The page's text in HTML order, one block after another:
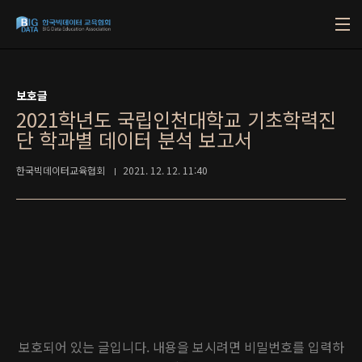
보호글
2021학년도 국립인천대학교 기초학력진
단 학과별 데이터 분석 보고서
한국빅데이터교육협회 2021. 12. 12. 11:40
보호되어 있는 글입니다. 내용을 보시려면 비밀번호를 입력하